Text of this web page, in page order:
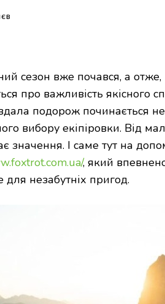
сезон вже почався, а отже,
про важливість якісного
подорож починається
вибору екіпіровки. Від
значення. І саме тут на
, який
для незабутніх пригод.